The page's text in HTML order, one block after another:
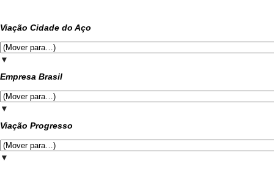
Viação Cidade do Aço
▼
Empresa Brasil
▼
Viação Progresso
▼